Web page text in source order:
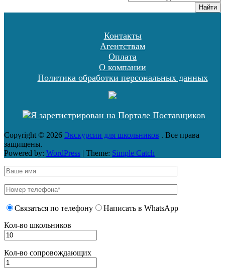
Найти
Контакты
Агентствам
Оплата
О компании
Политика обработки персональных данных
Copyright © 2026 Экскурсии для школьников . Все права
защищены.
Powered by: WordPress | Theme: Simple Catch
Связаться по телефону
Написать в WhatsApp
Кол-во школьников
Кол-во сопровождающих